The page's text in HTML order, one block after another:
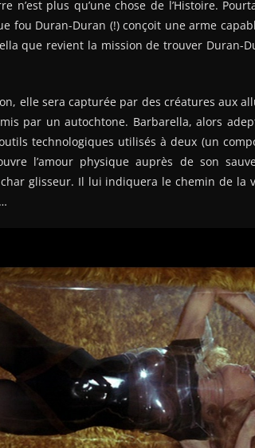
n’est plus qu’une chose de l’Histoire.
fou Duran-Duran (!) conçoit une arme
que revient la mission de trouver Duran-
elle sera capturée par des créatures aux
par un autochtone. Barbarella, alors
technologiques utilisés à deux (un
l’amour physique auprès de son
glisseur. Il lui indiquera le chemin de la